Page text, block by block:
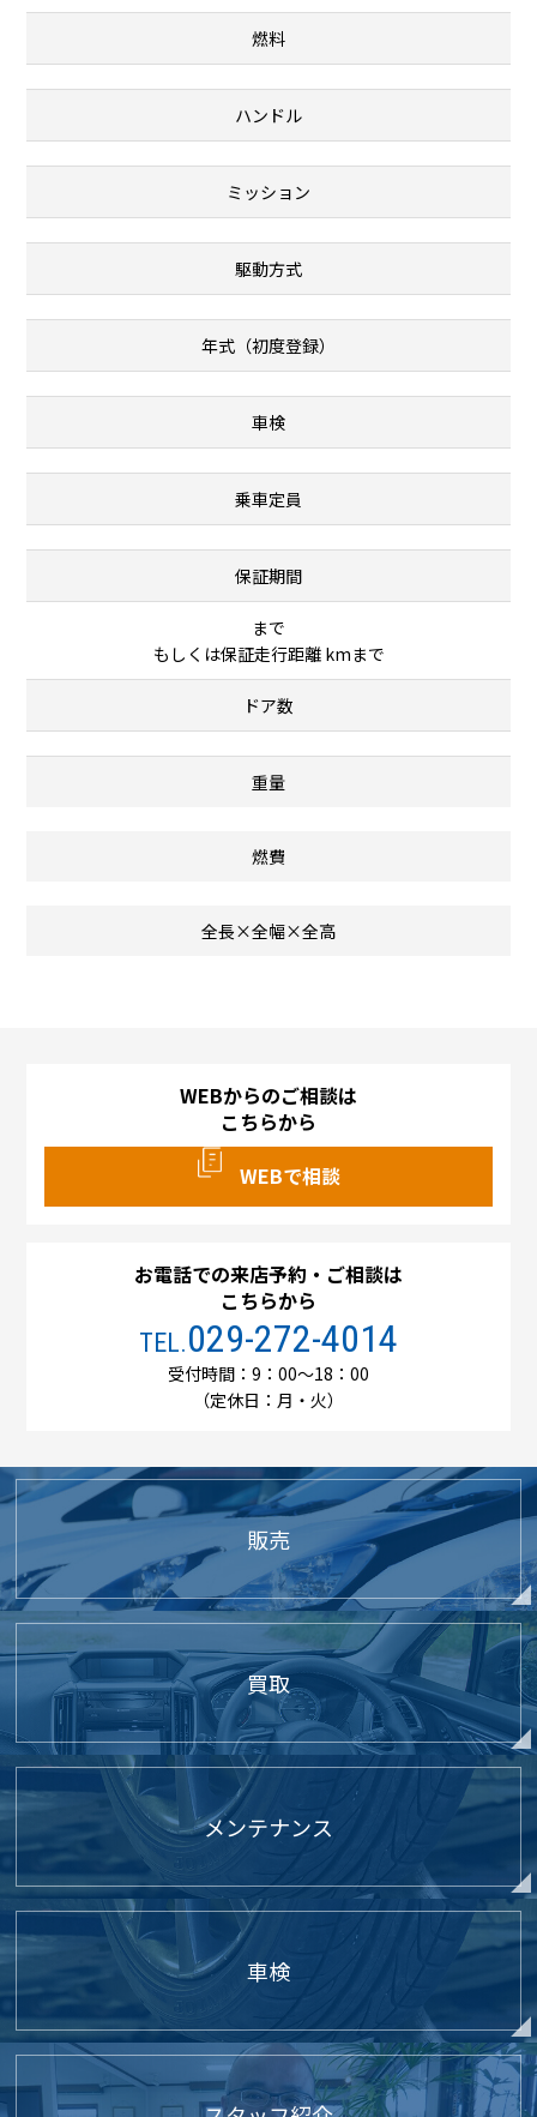
燃料
ハンドル
ミッション
駆動方式
年式（初度登録）
車検
乗車定員
保証期間
まで
もしくは保証走行距離 kmまで
ドア数
重量
燃費
全長×全幅×全高
WEBからのご相談は
こちらから
WEBで相談
お電話での来店予約・ご相談は
こちらから
TEL.029-272-4014
受付時間：9：00～18：00
（定休日：月・火）
販売
買取
メンテナンス
車検